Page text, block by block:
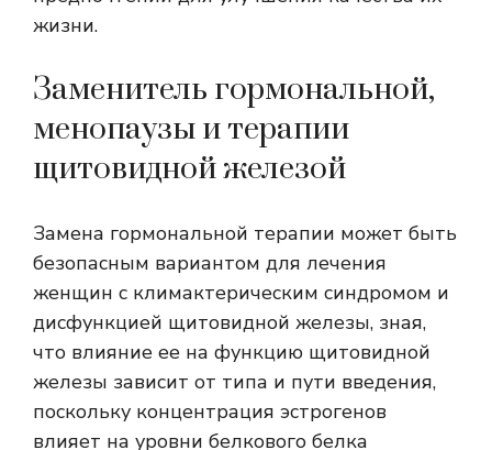
жизни.
Заменитель гормональной,
менопаузы и терапии
щитовидной железой
Замена гормональной терапии может быть
безопасным вариантом для лечения
женщин с климактерическим синдромом и
дисфункцией щитовидной железы, зная,
что влияние ее на функцию щитовидной
железы зависит от типа и пути введения,
поскольку концентрация эстрогенов
влияет на уровни белкового белка